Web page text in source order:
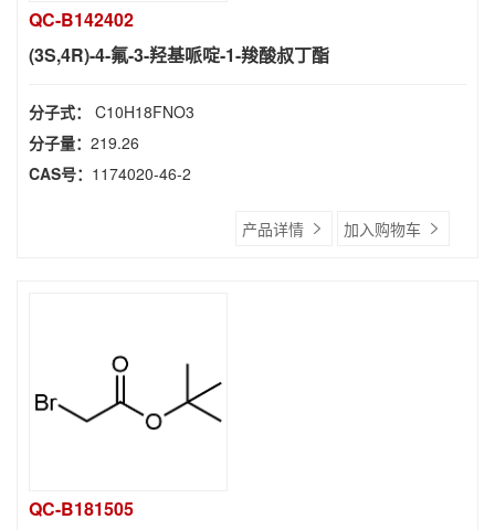
QC-B142402
(3S,4R)-4-氟-3-羟基哌啶-1-羧酸叔丁酯
分子式： C10H18FNO3
分子量： 219.26
CAS号： 1174020-46-2
产品详情 加入购物车
QC-B181505